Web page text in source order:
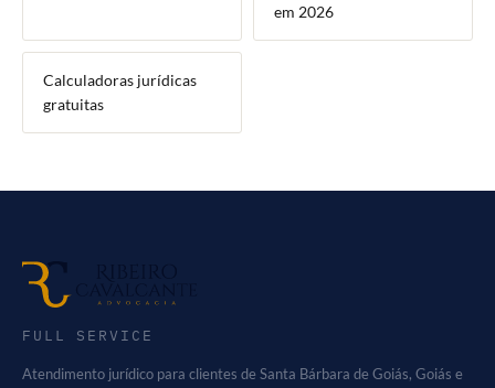
em 2026
Calculadoras jurídicas
gratuitas
FULL SERVICE
Atendimento jurídico para clientes de Santa Bárbara de Goiás, Goiás e